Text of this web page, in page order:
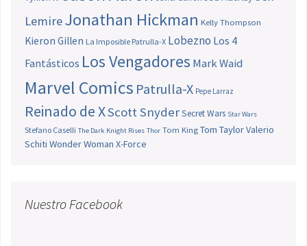
LemireJonathan Hickman Kelly Thompson
Kieron Gillen La Imposible Patrulla-X Lobezno Los 4
Fantásticos Los Vengadores Mark Waid
Marvel Comics Patrulla-X Pepe Larraz
Reinado de XScott SnyderSecret Wars Star Wars
Stefano Caselli The Dark Knight Rises Thor Tom King Tom TaylorValerio
Schiti Wonder Woman X-Force
Nuestro Facebook